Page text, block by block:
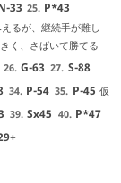
33 25. P*43
るが、継続手が難し
く、さばいて勝てる
26. G-63 27. S-88
34. P-54 35. P-45 仮
39. Sx45 40. P*47